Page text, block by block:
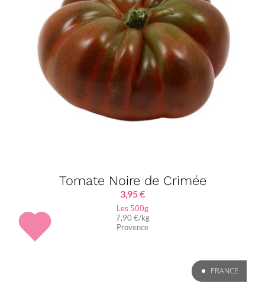
Tomate Noire de Crimée
3,95€
Les 500g
7,90 €/kg
Provence
FRANCE